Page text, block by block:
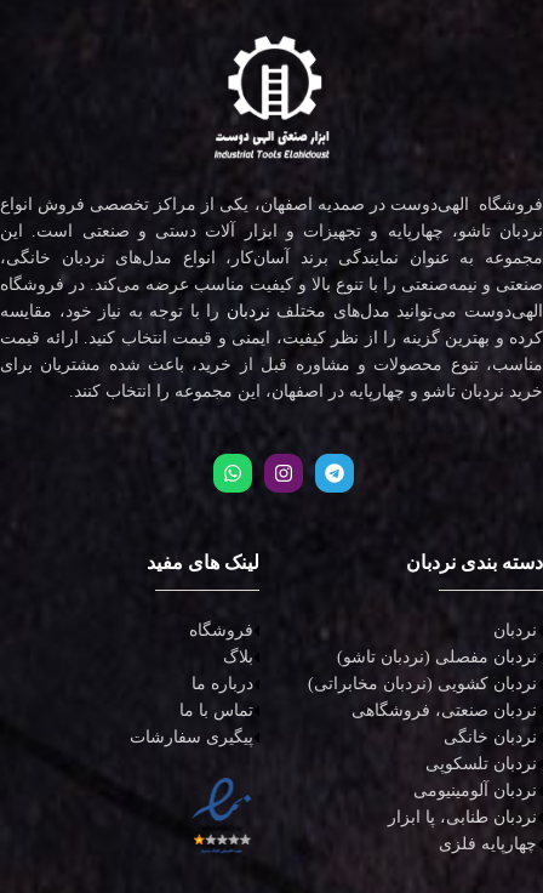
فروشگاه الهی‌دوست در صمدیه اصفهان، یکی از مراکز تخصصی فروش انواع
نردبان تاشو، چهارپایه و تجهیزات و ابزار آلات دستی و صنعتی است. این
مجموعه به عنوان نمایندگی برند آسان‌کار، انواع مدل‌های نردبان خانگی،
صنعتی و نیمه‌صنعتی را با تنوع بالا و کیفیت مناسب عرضه می‌کند. در فروشگاه
الهی‌دوست می‌توانید مدل‌های مختلف نردبان را با توجه به نیاز خود، مقایسه
کرده و بهترین گزینه را از نظر کیفیت، ایمنی و قیمت انتخاب کنید. ارائه قیمت
مناسب، تنوع محصولات و مشاوره قبل از خرید، باعث شده مشتریان برای
خرید نردبان تاشو و چهارپایه در اصفهان، این مجموعه را انتخاب کنند.
دسته بندی نردبان
نردبان
نردبان مفصلی (نردبان تاشو)
نردبان کشویی (نردبان مخابراتی)
نردبان صنعتی، فروشگاهی
نردبان خانگی
نردبان تلسکوپی
نردبان آلومینیومی
نردبان طنابی، پا ابزار
چهارپایه فلزی
لینک های مفید
فروشگاه
بلاگ
درباره ما
تماس با ما
پیگیری سفارشات